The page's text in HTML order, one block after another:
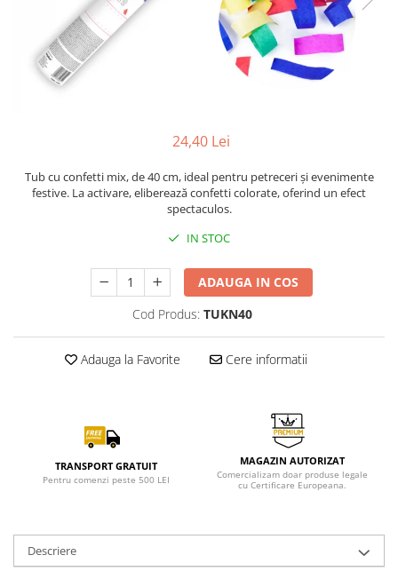
24,40 Lei
Tub cu confetti mix, de 40 cm, ideal pentru petreceri și evenimente
festive. La activare, eliberează confetti colorate, oferind un efect
spectaculos.
IN STOC
ADAUGA IN COS
Cod Produs: TUKN40
Adauga la Favorite Cere informatii
TRANSPORT GRATUIT
Pentru comenzi peste 500 LEI
MAGAZIN AUTORIZAT
Comercializam doar produse legale
cu Certificare Europeana.
Descriere